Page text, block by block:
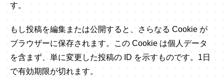
す。
もし投稿を編集または公開すると、さらなる Cookie が
ブラウザーに保存されます。この Cookie は個人データ
を含まず、単に変更した投稿の ID を示すものです。1日
で有効期限が切れます。